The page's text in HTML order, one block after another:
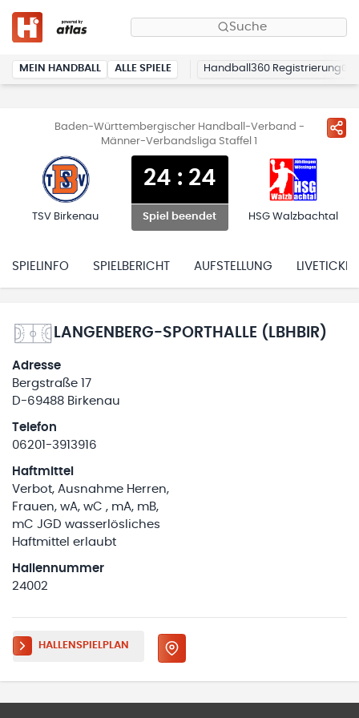
Suche
MEIN HANDBALL ALLE SPIELE Handball360 Registrierung
Baden-Württembergischer Handball-Verband -
Männer-Verbandsliga Staffel 1
TSV Birkenau
24 : 24
Spiel beendet HSG Walzbachtal
SPIELINFO SPIELBERICHT AUFSTELLUNG LIVETICKER
LANGENBERG-SPORTHALLE (LBHBIR)
Adresse
Bergstraße 17
D-69488 Birkenau
Telefon
06201-3913916
Haftmittel
Verbot, Ausnahme Herren,
Frauen, wA, wC , mA, mB,
mC JGD wasserlösliches
Haftmittel erlaubt
Hallennummer
24002
HALLENSPIELPLAN